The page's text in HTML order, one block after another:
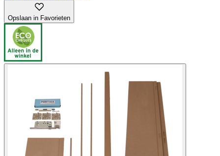
Opslaan in Favorieten